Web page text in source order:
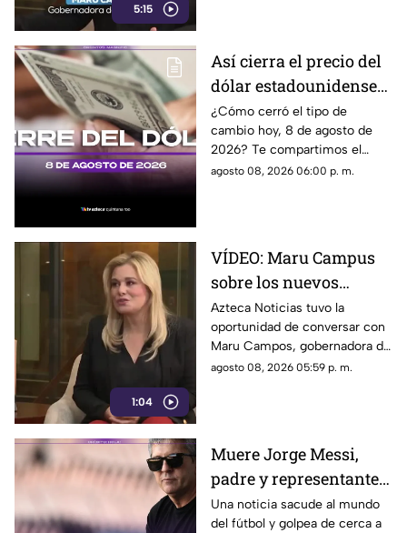
5:15
disposiciones podrían
utilizarse para sancionar a
medios y periodistas críticos,
además de abrir la puerta a
que el poder determine qué
contenidos son información,
opinión o motivo de sanción.
Así cierra el precio del
dólar estadounidense
HOY, sábado 8 de
agosto de 2026, en
Cancún
¿Cómo cerró el tipo de
cambio hoy, 8 de agosto de
2026? Te compartimos el
precio del dólar al cierre de
agosto 08, 2026 06:00 p. m.
1:04
VÍDEO: Maru Campus
sobre los nuevos
lineamientos y señala
que son un riesgo para
la libertad de expresión
Azteca Noticias tuvo la
oportunidad de conversar con
Maru Campos, gobernadora de
Chihuahua, quien habló sobre
convertirse en una forma de
censura impulsada desde el
Gobierno Federal.
agosto 08, 2026 05:59 p. m.
Muere Jorge Messi,
padre y representante
de Lionel Messi
Una noticia sacude al mundo
del fútbol y golpea de cerca a